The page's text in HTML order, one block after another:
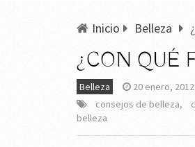
Inicio Belleza
¿CON QUÉ
Belleza 20 enero, 2012
consejos de belleza,
belleza